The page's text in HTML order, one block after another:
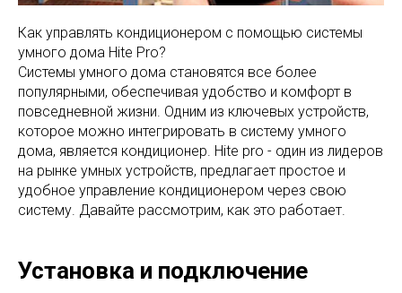
Как управлять кондиционером с помощью системы
умного дома Hite Pro?
Системы умного дома становятся все более
популярными, обеспечивая удобство и комфорт в
повседневной жизни. Одним из ключевых устройств,
которое можно интегрировать в систему умного
дома, является кондиционер. Hite pro - один из лидеров
на рынке умных устройств, предлагает простое и
удобное управление кондиционером через свою
систему. Давайте рассмотрим, как это работает.
Установка и подключение